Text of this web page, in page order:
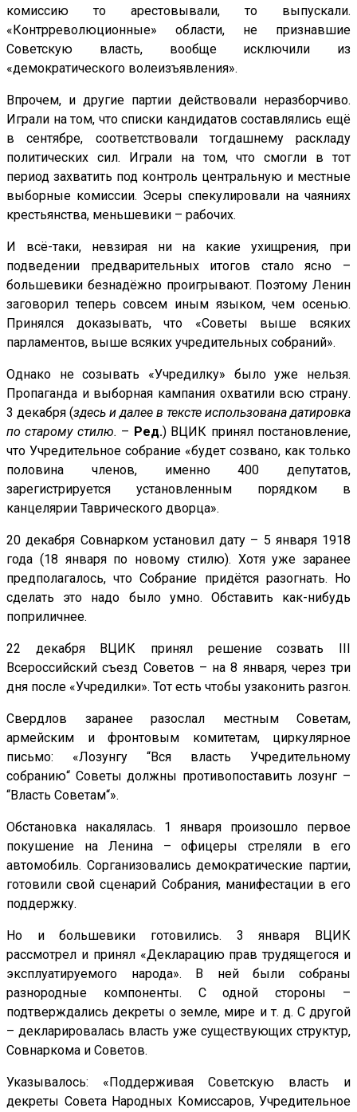
комиссию то арестовывали, то выпускали.
«Контрреволюционные» области, не признавшие
Советскую власть, вообще исключили из
«демократического волеизъявления».
Впрочем, и другие партии действовали неразборчиво.
Играли на том, что списки кандидатов составлялись ещё
в сентябре, соответствовали тогдашнему раскладу
политических сил. Играли на том, что смогли в тот
период захватить под контроль центральную и местные
выборные комиссии. Эсеры спекулировали на чаяниях
крестьянства, меньшевики – рабочих.
И всё-таки, невзирая ни на какие ухищрения, при
подведении предварительных итогов стало ясно –
большевики безнадёжно проигрывают. Поэтому Ленин
заговорил теперь совсем иным языком, чем осенью.
Принялся доказывать, что «Советы выше всяких
парламентов, выше всяких учредительных собраний».
Однако не созывать «Учредилку» было уже нельзя.
Пропаганда и выборная кампания охватили всю страну.
3 декабря (здесь и далее в тексте использована датировка
по старому стилю. – Ред.) ВЦИК принял постановление,
что Учредительное собрание «будет созвано, как только
половина членов, именно 400 депутатов,
зарегистрируется установленным порядком в
канцелярии Таврического дворца».
20 декабря Совнарком установил дату – 5 января 1918
года (18 января по новому стилю). Хотя уже заранее
предполагалось, что Собрание придётся разогнать. Но
сделать это надо было умно. Обставить как-нибудь
поприличнее.
22 декабря ВЦИК принял решение созвать III
Всероссийский съезд Советов – на 8 января, через три
дня после «Учредилки». Тот есть чтобы узаконить разгон.
Свердлов заранее разослал местным Советам,
армейским и фронтовым комитетам, циркулярное
письмо: «Лозунгу “Вся власть Учредительному
собранию“ Советы должны противопоставить лозунг –
“Власть Советам“».
Обстановка накалялась. 1 января произошло первое
покушение на Ленина – офицеры стреляли в его
автомобиль. Сорганизовались демократические партии,
готовили свой сценарий Собрания, манифестации в его
поддержку.
Но и большевики готовились. 3 января ВЦИК
рассмотрел и принял «Декларацию прав трудящегося и
эксплуатируемого народа». В ней были собраны
разнородные компоненты. С одной стороны –
подтверждались декреты о земле, мире и т. д. С другой
– декларировалась власть уже существующих структур,
Совнаркома и Советов.
Указывалось: «Поддерживая Советскую власть и
декреты Совета Народных Комиссаров, Учредительное